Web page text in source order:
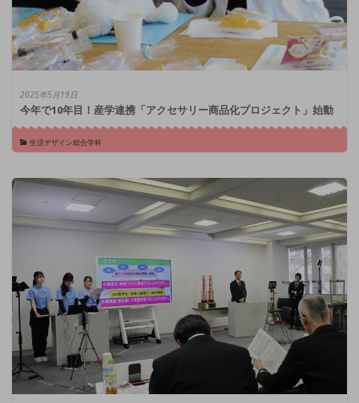
2025年5月19日
今年で10年目！産学連携「アクセサリー商品化プロジェクト」始動
生活デザイン総合学科